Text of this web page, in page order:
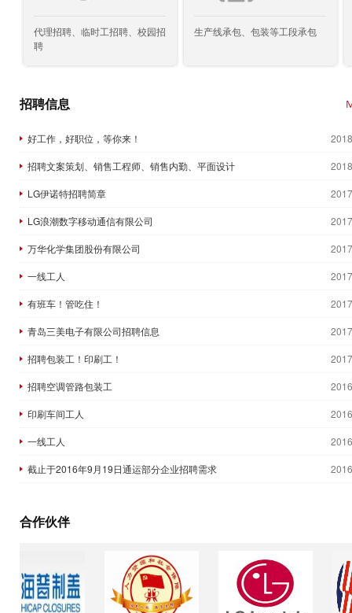
代理招聘、临时工招聘、校园招
聘
生产线承包、包装等工段承包
招聘信息
好工作，好职位，等你来！
招聘文案策划、销售工程师、销售内勤、平面设计
LG伊诺特招聘简章
LG浪潮数字移动通信有限公司
万华化学集团股份有限公司
一线工人
有班车！管吃住！
青岛三美电子有限公司招聘信息
招聘包装工！印刷工！
招聘空调管路包装工
印刷车间工人
一线工人
截止于2016年9月19日通运部分企业招聘需求
合作伙伴